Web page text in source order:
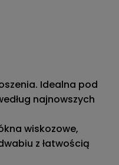
Idealna pod
najnowszych
wiskozowe,
z łatwością